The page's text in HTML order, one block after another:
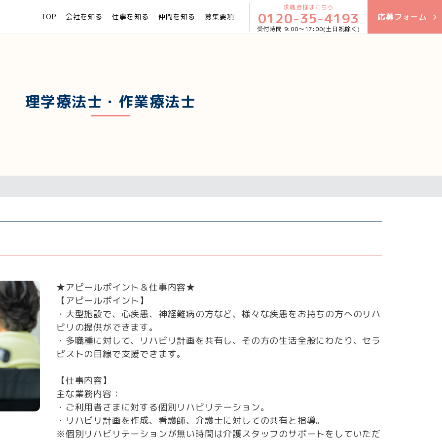
TOP 会社を知る 仕事を知る 仲間を知る 募集要項
求職者様はこちら
0120-35-4193
9:00〜17:00(土日祝除く)
応募フォーム
理学療法士・作業療法士
★アピールポイント＆仕事内容★
【アピールポイント】
・大型施設で、心疾患、神経難病の方など、様々な疾患をお持ちの方へのリハ
ビリの提供ができます。
・多職種に対して、リハビリ計画を共有し、その方の生活全般にわたり、セラ
ピストの目線で支援できます。
【仕事内容】
主な業務内容：
・ご利用者さまに対する個別リハビリテーション。
・リハビリ計画を作成、看護師、介護士に対しての共有と指導。
※個別リハビリテーションが無い時間は介護スタッフのサポートをしていただ